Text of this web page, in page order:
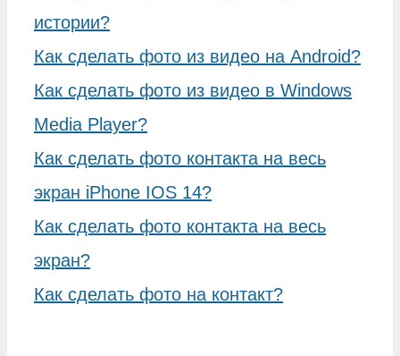
истории?
Как сделать фото из видео на Android?
Как сделать фото из видео в Windows
Media Player?
Как сделать фото контакта на весь
экран iPhone IOS 14?
Как сделать фото контакта на весь
экран?
Как сделать фото на контакт?